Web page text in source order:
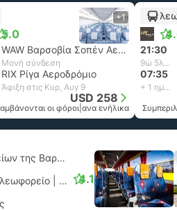
5.0
+1
WAW Βαρσοβία Σοπέν Αεροδρόμιο, Βαρσοβία Αεροδρόμιο
Μονή σύνδεση
RIX Ρίγα Αεροδρόμιο
Άφιξη στις Κυρ, Αυγ 9
USD 258
οι φόροι ανα ενήλικα
21:30
9ώ 5λεπτά
07:35
+ 1 ημέρα
Δυτικός σταθμός λεωφορείων της Βαρσοβίας
λεωφορείο Κανονικό AC
4.1